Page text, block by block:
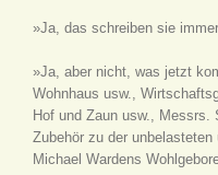
»Ja, das schreiben sie
»Ja, aber nicht, was jetzt
Wohnhaus usw.,
Hof und Zaun usw., Messrs.
Zubehör zu der
Michael Wardens